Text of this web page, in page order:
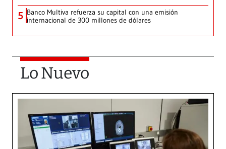
5 Banco Multiva refuerza su capital con una emisión
internacional de 300 millones de dólares
Lo Nuevo